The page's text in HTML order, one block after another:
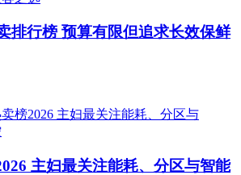
排行榜 预算有限但追求长效保鲜
主妇最关注能耗、分区与智能